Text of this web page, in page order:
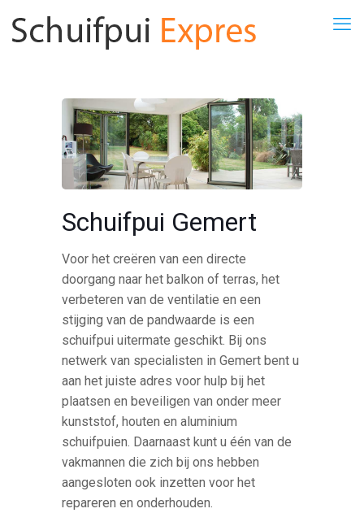
Schuifpui Gemert
Voor het creëren van een directe
doorgang naar het balkon of terras, het
verbeteren van de ventilatie en een
stijging van de pandwaarde is een
schuifpui uitermate geschikt. Bij ons
netwerk van specialisten in Gemert bent u
aan het juiste adres voor hulp bij het
plaatsen en beveiligen van onder meer
kunststof, houten en aluminium
schuifpuien. Daarnaast kunt u één van de
vakmannen die zich bij ons hebben
aangesloten ook inzetten voor het
repareren en onderhouden.